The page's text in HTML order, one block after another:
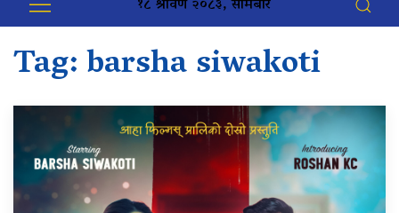
१८ श्रावण २०८३, सोमबार
Tag:barsha siwakoti